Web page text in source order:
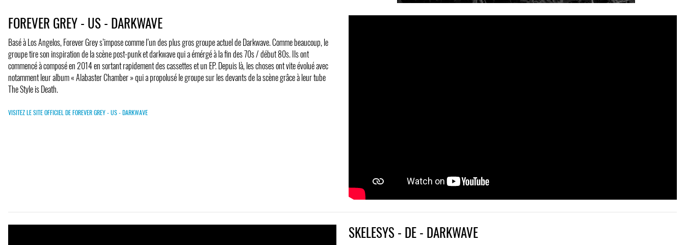
FOREVER GREY - US - DARKWAVE
Basé à Los Angelos, Forever Grey s’impose comme l’un des plus gros groupe actuel de Darkwave. Comme beaucoup, le
groupe tire son inspiration de la scène post-punk et darkwave qui a émérgé à la fin des 70s / début 80s. Ils ont
commencé à composé en 2014 en sortant rapidement des cassettes et un EP. Depuis là, les choses ont vite évolué avec
notamment leur album « Alabaster Chamber » qui a propolusé le groupe sur les devants de la scène grâce à leur tube
The Style is Death.
VISITEZ LE SITE OFFICIEL DE FOREVER GREY - US - DARKWAVE
SKELESYS - DE - DARKWAVE